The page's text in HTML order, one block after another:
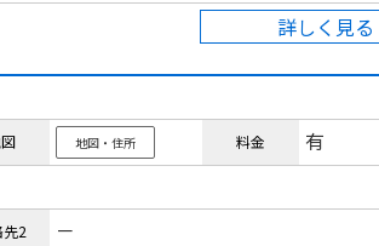
詳しく見る
地図・住所 料金 有
2 －